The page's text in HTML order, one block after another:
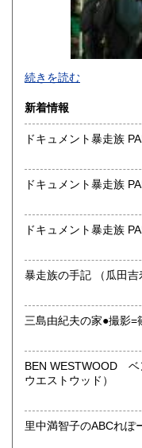
-
沿線名：東京メトロ
最寄駅：神保町駅徒歩1
営業時間：平日
定休日：年末年始(30
書籍の買取について
-
趣味、サブカルチャー
ロック、アイドル、サ
続きを読む
新着情報
暴走族の手記 （瓜
BEN WESTWOOD ベン・
ウエストウッド）